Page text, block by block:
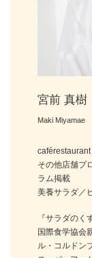
宮前 真樹
Maki Miyamae
caférestaurant
その他店舗プ
ラム掲載
美養サラダ／
『サラダの
国際食学協会
ル・コルドン